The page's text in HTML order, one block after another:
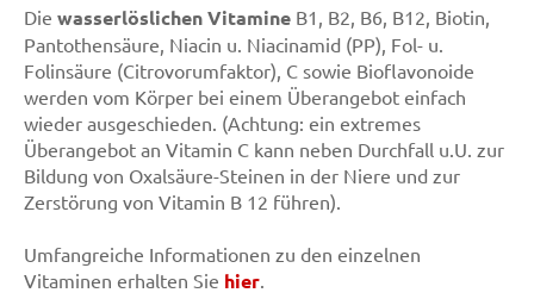
Die wasserlöslichen Vitamine B1, B2, B6, B12, Biotin,
Pantothensäure, Niacin u. Niacinamid (PP), Fol- u.
Folinsäure (Citrovorumfaktor), C sowie Bioflavonoide
werden vom Körper bei einem Überangebot einfach
wieder ausgeschieden. (Achtung: ein extremes
Überangebot an Vitamin C kann neben Durchfall u.U. zur
Bildung von Oxalsäure-Steinen in der Niere und zur
Zerstörung von Vitamin B 12 führen).
Umfangreiche Informationen zu den einzelnen
Vitaminen erhalten Sie hier.